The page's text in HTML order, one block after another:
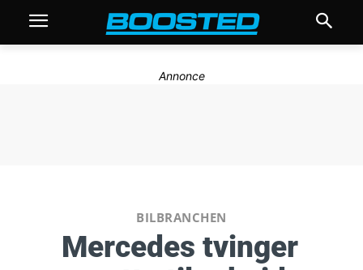
Annonce
BILBRANCHEN
Mercedes tvinger